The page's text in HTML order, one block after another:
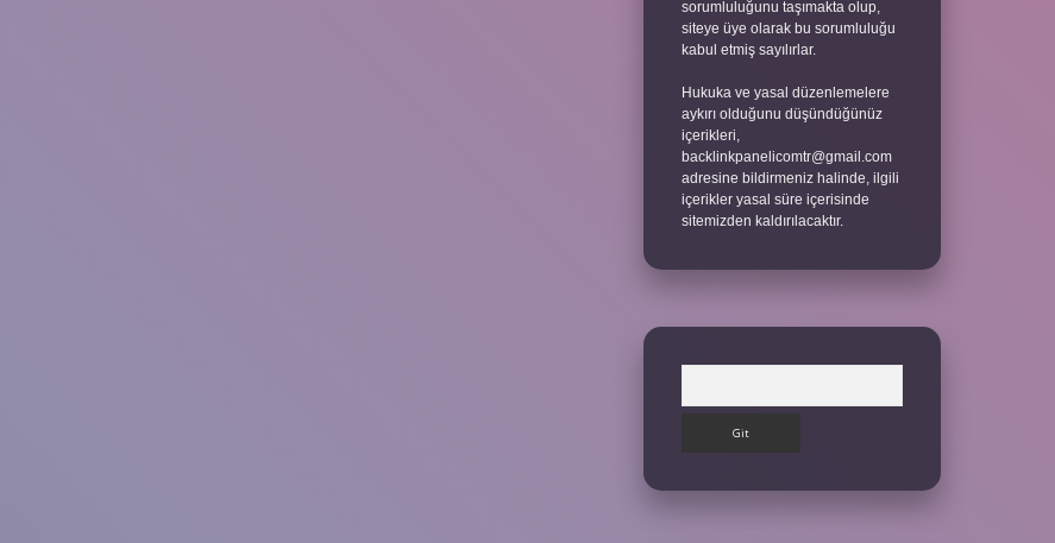
sorumluluğunu taşımakta olup,
siteye üye olarak bu sorumluluğu
kabul etmiş sayılırlar.
Hukuka ve yasal düzenlemelere
aykırı olduğunu düşündüğünüz
içerikleri,
backlinkpanelicomtr@gmail.com
adresine bildirmeniz halinde, ilgili
içerikler yasal süre içerisinde
sitemizden kaldırılacaktır.